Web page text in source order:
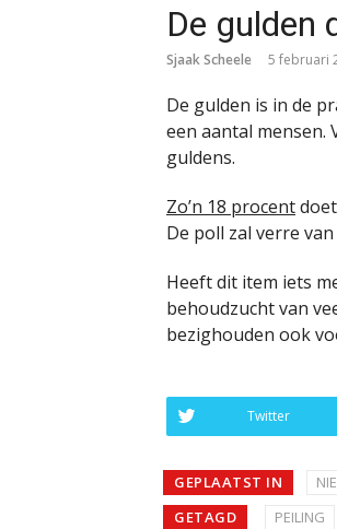
De gulden
Sjaak Scheele 5 februari
De gulden is in de
een aantal mensen.
guldens.
Zo’n 18 procent
De poll zal verre
Heeft dit item iets
behoudzucht van
bezighouden ook
Twitter
GEPLAATST IN
GETAGD
PEILING